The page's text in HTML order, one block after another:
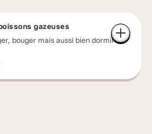
gazeuses
bouger mais aussi bien dormir